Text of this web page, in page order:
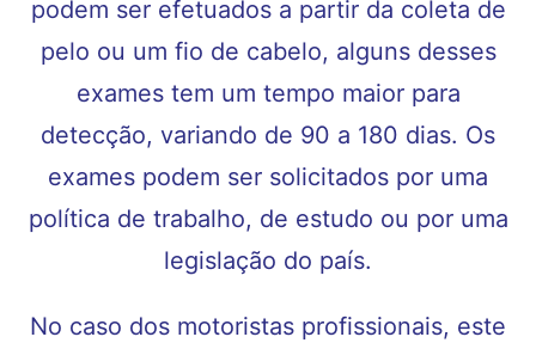
podem ser efetuados a partir da coleta de
pelo ou um fio de cabelo, alguns desses
exames tem um tempo maior para
detecção, variando de 90 a 180 dias. Os
exames podem ser solicitados por uma
política de trabalho, de estudo ou por uma
legislação do país.
No caso dos motoristas profissionais, este